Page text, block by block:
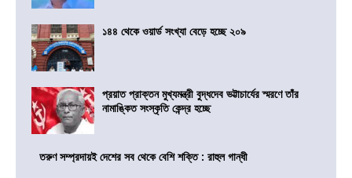
১৪৪ থেকে ওয়ার্ড সংখ্যা বেড়ে হচ্ছে ২০৯
প্রয়াত প্রাক্তন মুখ্যমন্ত্রী বুদ্ধদেব ভট্টাচার্যের স্মরণে তাঁর
নামাঙ্কিত সংস্কৃতি কেন্দ্র হচ্ছে
তরুণ সম্প্রদায়ই দেশের সব থেকে বেশি শক্তি : রাহুল গান্ধী